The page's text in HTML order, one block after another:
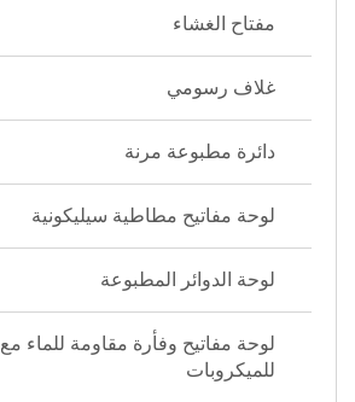
مفتاح الغشاء
غلاف رسومي
دائرة مطبوعة مرنة
لوحة مفاتيح مطاطية سيليكونية
لوحة الدوائر المطبوعة
لوحة مفاتيح وفأرة مقاومة للماء
للميكروبات